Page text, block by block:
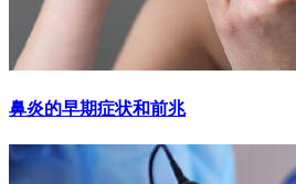
鼻炎的早期症状和前兆